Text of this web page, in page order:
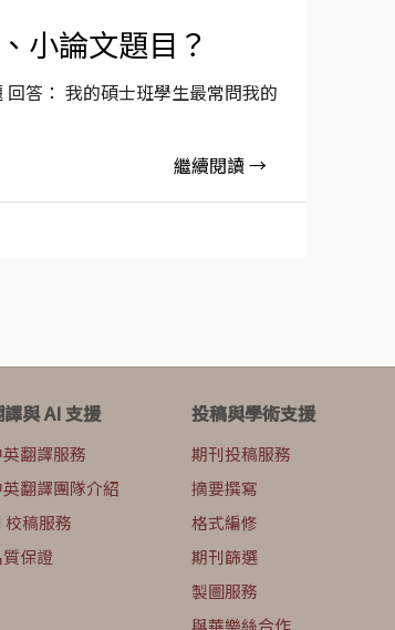
小論文題目？
答： 我的碩士班學生最常問我的
繼續閱讀 →
與 AI 支援
英翻譯服務
英翻譯團隊介紹
校稿服務
保證
投稿與學術支援
期刊投稿服務
摘要撰寫
格式編修
期刊篩選
製圖服務
與華樂絲合作